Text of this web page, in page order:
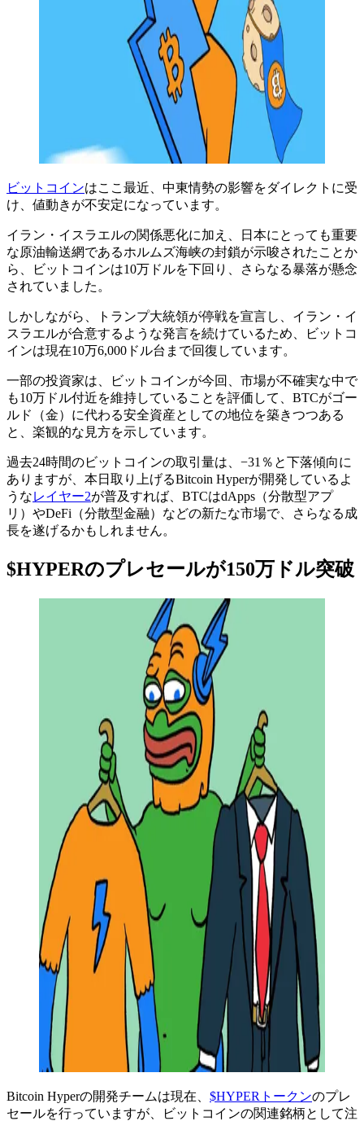
ビットコインはここ最近、中東情勢の影響をダイレクトに受
け、値動きが不安定になっています。
イラン・イスラエルの関係悪化に加え、日本にとっても重要
な原油輸送網であるホルムズ海峡の封鎖が示唆されたことか
ら、ビットコインは10万ドルを下回り、さらなる暴落が懸念
されていました。
しかしながら、トランプ大統領が停戦を宣言し、イラン・イ
スラエルが合意するような発言を続けているため、ビットコ
インは現在10万6,000ドル台まで回復しています。
一部の投資家は、ビットコインが今回、市場が不確実な中で
も10万ドル付近を維持していることを評価して、BTCがゴー
ルド（金）に代わる安全資産としての地位を築きつつある
と、楽観的な見方を示しています。
過去24時間のビットコインの取引量は、−31％と下落傾向に
ありますが、本日取り上げるBitcoin Hyperが開発しているよ
うなレイヤー2が普及すれば、BTCはdApps（分散型アプ
リ）やDeFi（分散型金融）などの新たな市場で、さらなる成
長を遂げるかもしれません。
$HYPERのプレセールが150万ドル突破
Bitcoin Hyperの開発チームは現在、 $HYPERトークンのプレ
セールを行っていますが、ビットコインの関連銘柄として注